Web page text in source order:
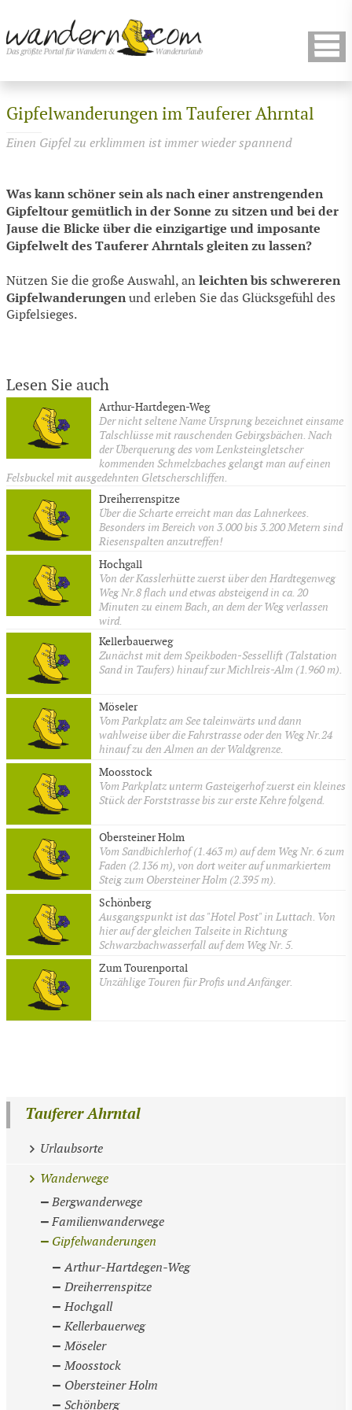
Gipfelwanderungen im Tauferer Ahrntal
Einen Gipfel zu erklimmen ist immer wieder spannend
Was kann schöner sein als nach einer anstrengenden
Gipfeltour gemütlich in der Sonne zu sitzen und bei der
Jause die Blicke über die einzigartige und imposante
Gipfelwelt des Tauferer Ahrntals gleiten zu lassen?
Nützen Sie die große Auswahl, an leichten bis schwereren
Gipfelwanderungen und erleben Sie das Glücksgefühl des
Gipfelsieges.
Lesen Sie auch
Arthur-Hartdegen-Weg
Der nicht seltene Name Ursprung bezeichnet einsame
Talschlüsse mit rauschenden Gebirgsbächen. Nach
der Überquerung des vom Lenksteingletscher
kommenden Schmelzbaches gelangt man auf einen
Felsbuckel mit ausgedehnten Gletscherschliffen.
Dreiherrenspitze
Über die Scharte erreicht man das Lahnerkees.
Besonders im Bereich von 3.000 bis 3.200 Metern sind
Riesenspalten anzutreffen!
Hochgall
Von der Kasslerhütte zuerst über den Hardtegenweg
Weg Nr.8 flach und etwas absteigend in ca. 20
Minuten zu einem Bach, an dem der Weg verlassen
wird.
Kellerbauerweg
Zunächst mit dem Speikboden-Sessellift (Talstation
Sand in Taufers) hinauf zur Michlreis-Alm (1.960 m).
Möseler
Vom Parkplatz am See taleinwärts und dann
wahlweise über die Fahrstrasse oder den Weg Nr.24
hinauf zu den Almen an der Waldgrenze.
Moosstock
Vom Parkplatz unterm Gasteigerhof zuerst ein kleines
Stück der Forststrasse bis zur erste Kehre folgend.
Obersteiner Holm
Vom Sandbichlerhof (1.463 m) auf dem Weg Nr. 6 zum
Faden (2.136 m), von dort weiter auf unmarkiertem
Steig zum Obersteiner Holm (2.395 m).
Schönberg
Ausgangspunkt ist das "Hotel Post" in Luttach. Von
hier auf der gleichen Talseite in Richtung
Schwarzbachwasserfall auf dem Weg Nr. 5.
Zum Tourenportal
Unzählige Touren für Profis und Anfänger.
Tauferer Ahrntal
Urlaubsorte
Wanderwege
Bergwanderwege
Familienwanderwege
Gipfelwanderungen
Arthur-Hartdegen-Weg
Dreiherrenspitze
Hochgall
Kellerbauerweg
Möseler
Moosstock
Obersteiner Holm
Schönberg